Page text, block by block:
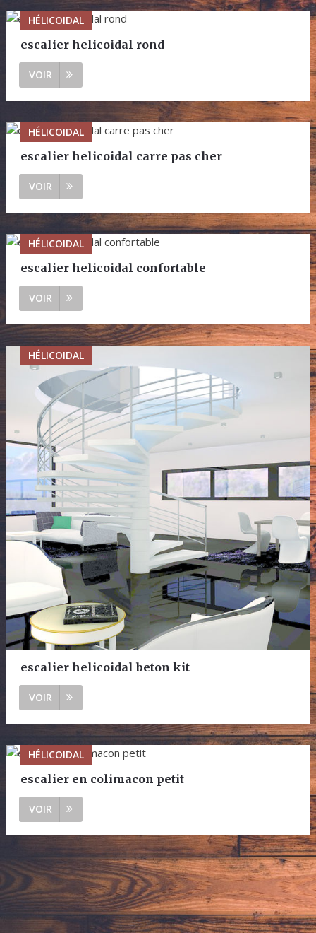
HÉLICOIDAL
escalier helicoidal rond
VOIR
HÉLICOIDAL
escalier helicoidal carre pas cher
VOIR
HÉLICOIDAL
escalier helicoidal confortable
VOIR
HÉLICOIDAL
escalier helicoidal beton kit
VOIR
HÉLICOIDAL
escalier en colimacon petit
VOIR